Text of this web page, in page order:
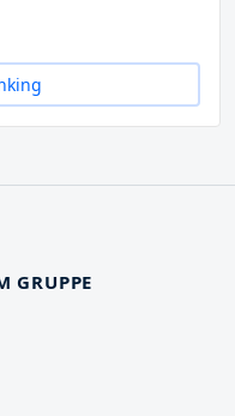
GRUPPE